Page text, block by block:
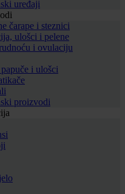
uređaji
čarape i steznici
ulošci i pelene
i ovulaciju
i ulošci
proizvodi